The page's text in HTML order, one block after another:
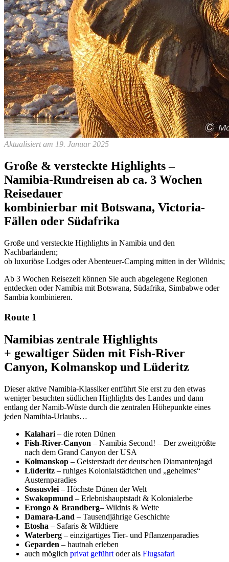
Aktualisiert am 19. Januar 2025
Große & versteckte Highlights –
Namibia-Rundreisen ab ca. 3 Wochen
Reisedauer
kombinierbar mit Botswana, Victoria-
Fällen oder Südafrika
Große und versteckte Highlights in Namibia und den
Nachbarländern;
ob luxuriöse Lodges oder Abenteuer-Camping mitten in der Wildnis;
Ab 3 Wochen Reisezeit können Sie auch abgelegene Regionen
entdecken oder Namibia mit Botswana, Südafrika, Simbabwe oder
Sambia kombinieren.
Route 1
Namibias zentrale Highlights
+ gewaltiger Süden mit Fish-River
Canyon, Kolmanskop und Lüderitz
Dieser aktive Namibia-Klassiker entführt Sie erst zu den etwas
weniger besuchten südlichen Highlights des Landes und dann
entlang der Namib-Wüste durch die zentralen Höhepunkte eines
jeden Namibia-Urlaubs…
Kalahari – die roten Dünen
Fish-River-Canyon – Namibia Second! – Der zweitgrößte
nach dem Grand Canyon der USA
Kolmanskop – Geisterstadt der deutschen Diamantenjagd
Lüderitz – ruhiges Kolonialstädtchen und „geheimes“
Austernparadies
Sossusvlei – Höchste Dünen der Welt
Swakopmund – Erlebnishauptstadt & Kolonialerbe
Erongo & Brandberg– Wildnis & Weite
Damara-Land – Tausendjährige Geschichte
Etosha – Safaris & Wildtiere
Waterberg – einzigartiges Tier- und Pflanzenparadies
Geparden – hautnah erleben
auch möglich privat geführt oder als Flugsafari